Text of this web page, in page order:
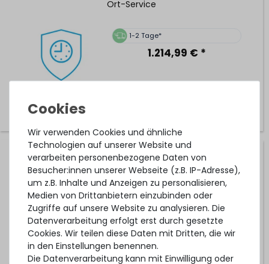
Ort-Service
1-2 Tage*
1.214,99 € *
Hardware Care Pack für HPE ProLiant DL325 Gen10 Server
- 3 Jahre mit Pickup & Return Service
1-2 Tage*
364,99 € *
Wir verwenden Cookies und ähnliche
Technologien auf unserer Website und
verarbeiten personenbezogene Daten von
Besucher:innen unserer Webseite (z.B. IP-Adresse),
um z.B. Inhalte und Anzeigen zu personalisieren,
Medien von Drittanbietern einzubinden oder
Zugriffe auf unsere Website zu analysieren. Die
Datenverarbeitung erfolgt erst durch gesetzte
Cookies. Wir teilen diese Daten mit Dritten, die wir
in den Einstellungen benennen.
Die Datenverarbeitung kann mit Einwilligung oder